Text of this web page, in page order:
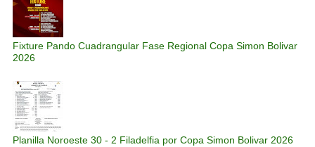
Fixture Pando Cuadrangular Fase Regional Copa Simon Bolivar
2026
Planilla Noroeste 30 - 2 Filadelfia por Copa Simon Bolivar 2026